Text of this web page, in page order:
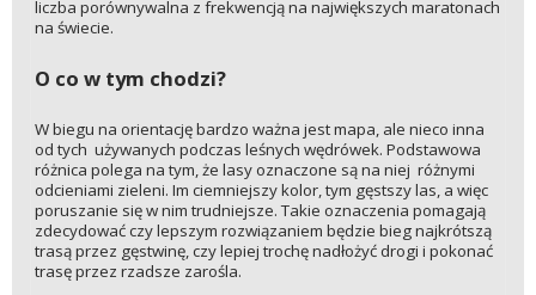
liczba porównywalna z frekwencją na największych maratonach
na świecie.
O co w tym chodzi?
W biegu na orientację bardzo ważna jest mapa, ale nieco inna
od tych używanych podczas leśnych wędrówek. Podstawowa
różnica polega na tym, że lasy oznaczone są na niej różnymi
odcieniami zieleni. Im ciemniejszy kolor, tym gęstszy las, a więc
poruszanie się w nim trudniejsze. Takie oznaczenia pomagają
zdecydować czy lepszym rozwiązaniem będzie bieg najkrótszą
trasą przez gęstwinę, czy lepiej trochę nadłożyć drogi i pokonać
trasę przez rzadsze zarośla.